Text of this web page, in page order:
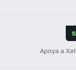
Apoya a